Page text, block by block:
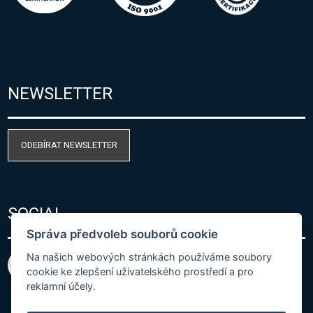
NEWSLETTER
ODEBÍRAT NEWSLETTER
SOCIAL
Správa předvoleb souborů cookie
Na našich webových stránkách používáme soubory
cookie ke zlepšení uživatelského prostředí a pro
reklamní účely.